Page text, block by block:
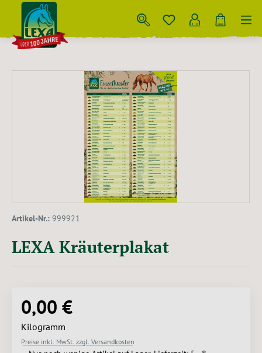
Zum Hauptinhalt springen
Bildergalerie überspringen
Artikel-Nr.: 999921
LEXA Kräuterplakat
Regulärer Preis:
0,00 €
Kilogramm
Preise inkl. MwSt. zzgl. Versandkosten